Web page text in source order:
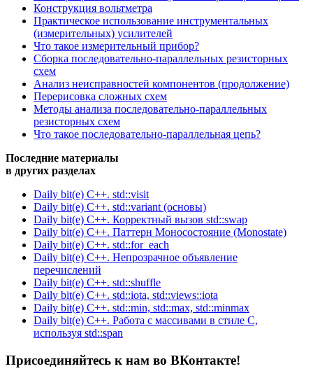
Конструкция вольтметра
Практическое использование инструментальных
(измерительных) усилителей
Что такое измерительный прибор?
Сборка последовательно-параллельных резисторных
схем
Анализ неисправностей компонентов (продолжение)
Перерисовка сложных схем
Методы анализа последовательно-параллельных
резисторных схем
Что такое последовательно-параллельная цепь?
Последние материалы
в других разделах
Daily bit(e) C++. std::visit
Daily bit(e) C++. std::variant (основы)
Daily bit(e) C++. Корректный вызов std::swap
Daily bit(e) C++. Паттерн Моносостояние (Monostate)
Daily bit(e) C++. std::for_each
Daily bit(e) C++. Непрозрачное объявление
перечислений
Daily bit(e) C++. std::shuffle
Daily bit(e) C++. std::iota, std::views::iota
Daily bit(e) C++. std::min, std::max, std::minmax
Daily bit(e) C++. Работа с массивами в стиле C,
используя std::span
Присоединяйтесь к нам во ВКонтакте!